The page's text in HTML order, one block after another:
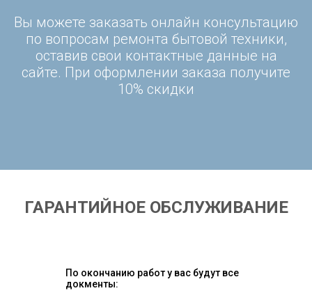
Вы можете заказать онлайн консультацию
по вопросам ремонта бытовой техники,
оставив свои контактные данные на
сайте. При оформлении заказа получите
10% скидки
ГАРАНТИЙНОЕ ОБСЛУЖИВАНИЕ
По окончанию работ у вас будут все
докменты: